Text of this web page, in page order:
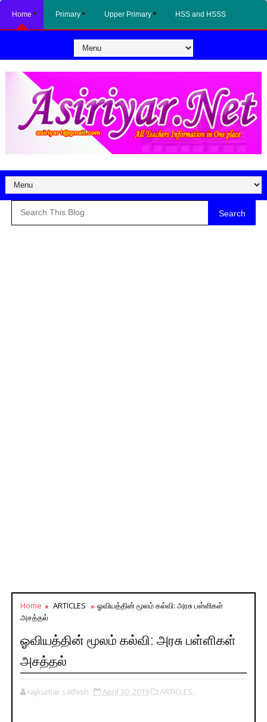
Home Primary Upper Primary HSS and HSSS
Search
Home ARTICLES
ஓவியத்தின் மூலம் கல்வி: அரசு பள்ளிகள்
அசத்தல்
ஓவியத்தின் மூலம் கல்வி: அரசு பள்ளிகள்
அசத்தல்
rajkumar sathish April 30, 2019 ARTICLES,